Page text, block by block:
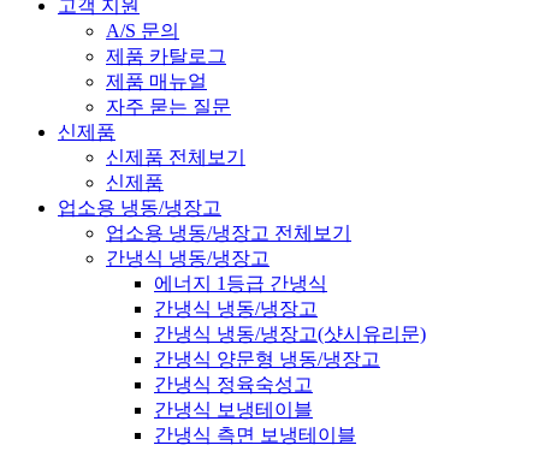
고객 지원
A/S 문의
제품 카탈로그
제품 매뉴얼
자주 묻는 질문
신제품
신제품 전체보기
신제품
업소용 냉동/냉장고
업소용 냉동/냉장고 전체보기
간냉식 냉동/냉장고
에너지 1등급 간냉식
간냉식 냉동/냉장고
간냉식 냉동/냉장고(샷시유리문)
간냉식 양문형 냉동/냉장고
간냉식 정육숙성고
간냉식 보냉테이블
간냉식 측면 보냉테이블